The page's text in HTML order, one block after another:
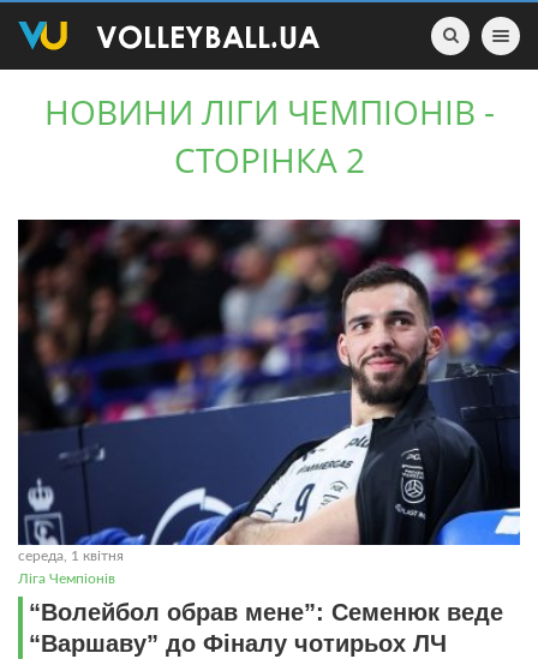
Toggle
НОВИНИ ЛІГИ ЧЕМПІОНІВ -
СТОРІНКА 2
середа, 1 квітня
Ліга Чемпіонів
“Волейбол обрав мене”: Семенюк веде
“Варшаву” до Фіналу чотирьох ЛЧ